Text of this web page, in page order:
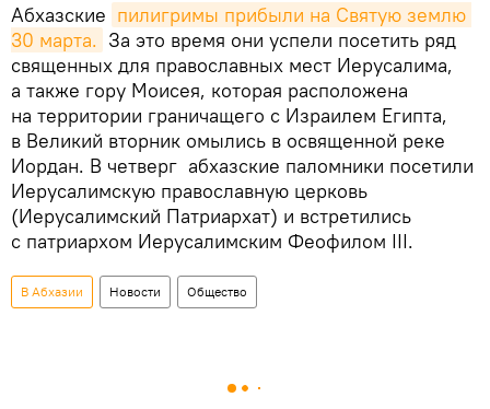
Абхазские пилигримы прибыли на Святую землю
30 марта. За это время они успели посетить ряд
священных для православных мест Иерусалима,
а также гору Моисея, которая расположена
на территории граничащего с Израилем Египта,
в Великий вторник омылись в освященной реке
Иордан. В четверг абхазские паломники посетили
Иерусалимскую православную церковь
(Иерусалимский Патриархат) и встретились
с патриархом Иерусалимским Феофилом III.
В Абхазии Новости Общество